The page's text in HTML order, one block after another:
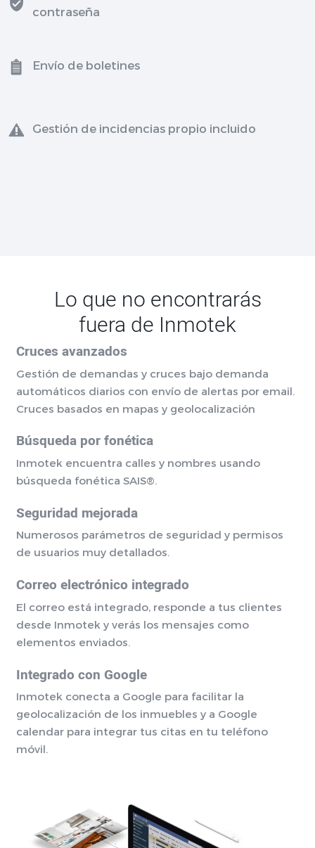
contraseña
Envío de boletines
Gestión de incidencias propio incluido
Lo que no encontrarás
fuera de Inmotek
Cruces avanzados
Gestión de demandas y cruces bajo demanda
automáticos diarios con envío de alertas por email.
Cruces basados en mapas y geolocalización
Búsqueda por fonética
Inmotek encuentra calles y nombres usando
búsqueda fonética SAIS®.
Seguridad mejorada
Numerosos parámetros de seguridad y permisos
de usuarios muy detallados.
Correo electrónico integrado
El correo está integrado, responde a tus clientes
desde Inmotek y verás los mensajes como
elementos enviados.
Integrado con Google
Inmotek conecta a Google para facilitar la
geolocalización de los inmuebles y a Google
calendar para integrar tus citas en tu teléfono
móvil.